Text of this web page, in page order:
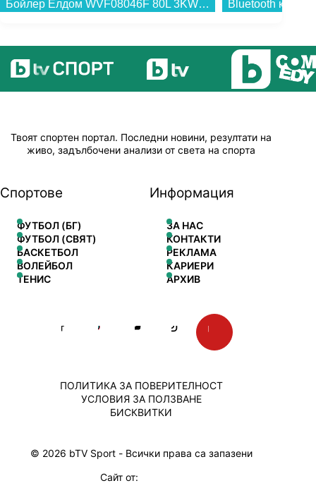
Твоят спортен портал. Последни новини, резултати на
живо, задълбочени анализи от света на спорта
Спортове
ФУТБОЛ (БГ)
ФУТБОЛ (СВЯТ)
БАСКЕТБОЛ
ВОЛЕЙБОЛ
ТЕНИС
Информация
ЗА НАС
КОНТАКТИ
РЕКЛАМА
КАРИЕРИ
АРХИВ
© 2026 bTV Sport - Всички права са запазени
ПОЛИТИКА ЗА ПОВЕРИТЕЛНОСТ
УСЛОВИЯ ЗА ПОЛЗВАНЕ
БИСКВИТКИ
Сайт от: